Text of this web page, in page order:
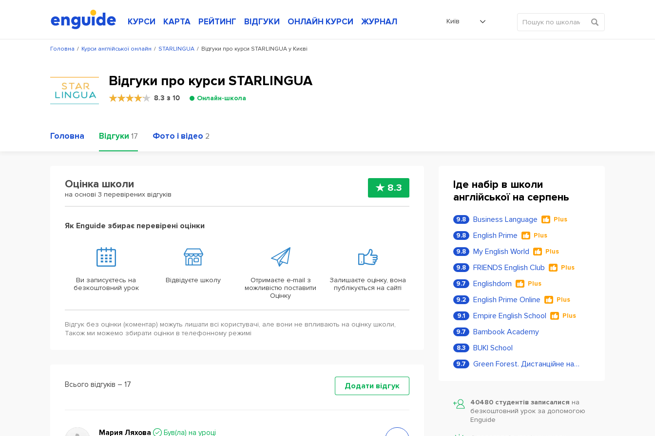
КУРСИ КАРТА РЕЙТИНГ ВІДГУКИ ОНЛАЙН КУРСИ ЖУРНАЛ Київ
/
Головна /
Курси англійської онлайн /
STARLINGUA Відгуки про курси STARLINGUA у Києві
Відгуки про курси STARLINGUA
8.3 з 10 Онлайн-школа
Головна Відгуки 17 Фото і відео 2
Оцінка школи
на основі 3 перевірених відгуків
8.3
Як Enguide збирає перевірені оцінки
Ви записуєтесь на
безкоштовний урок
Відвідуєте школу
Отримаєте e-mail з
можливістю поставити
Оцінку
Залишаєте оцінку, вона
публікується на сайті
Відгук без оцінки (коментар) можуть лишати всі користувачі, але вони не впливають на оцінку школи,
Також ми можемо збирати оцінки в телефонному режимі
Всього відгуків – 17 Додати відгук
Мария Ляхова Був(ла) на уроці
Іде набір в школи
англійської на серпень
9.8 Business Language Plus
9.8 English Prime Plus
9.8 My English World Plus
9.8 FRIENDS English Club Plus
9.7 Englishdom Plus
9.2 English Prime Online Plus
9.1 Empire English School Plus
9.7 Bambook Academy
8.3 BUKI School
9.7 Green Forest. Дистанційне навчання
40480 студентів записалися на
безкоштовний урок за допомогою
Enguide